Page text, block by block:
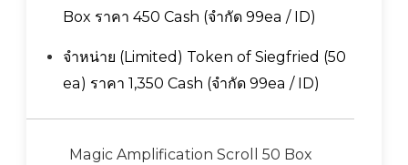
Box ราคา 450 Cash (จำกัด 99ea / ID)
จำหน่าย (Limited) Token of Siegfried (50
ea) ราคา 1,350 Cash (จำกัด 99ea / ID)
Magic Amplification Scroll 50 Box